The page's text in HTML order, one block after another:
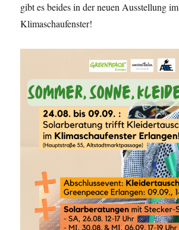
gibt es beides in der neuen Ausstellung im
Klimaschaufenster!